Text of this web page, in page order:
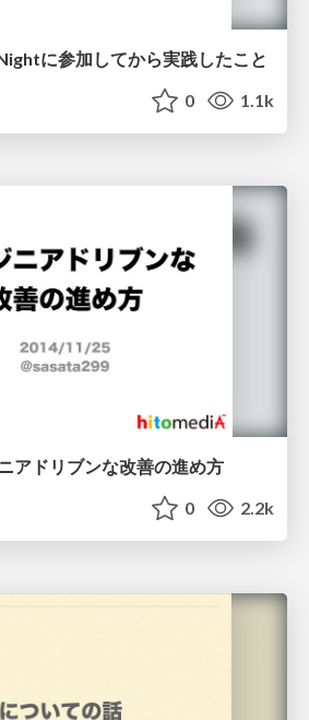
に参加してから実践したこと
0 1.1k
アドリブンな改善の進め方
0 2.2k